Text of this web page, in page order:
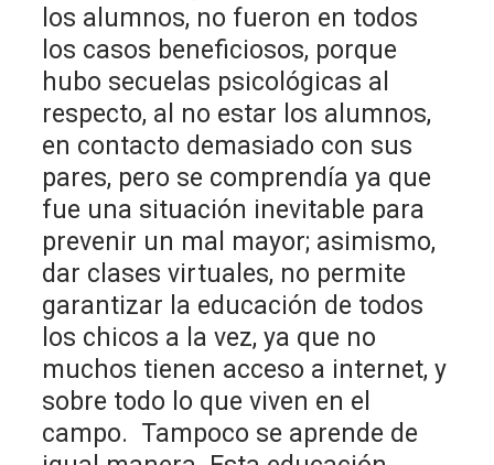
los alumnos, no fueron en todos
los casos beneficiosos, porque
hubo secuelas psicológicas al
respecto, al no estar los alumnos,
en contacto demasiado con sus
pares, pero se comprendía ya que
fue una situación inevitable para
prevenir un mal mayor; asimismo,
dar clases virtuales, no permite
garantizar la educación de todos
los chicos a la vez, ya que no
muchos tienen acceso a internet, y
sobre todo lo que viven en el
campo. Tampoco se aprende de